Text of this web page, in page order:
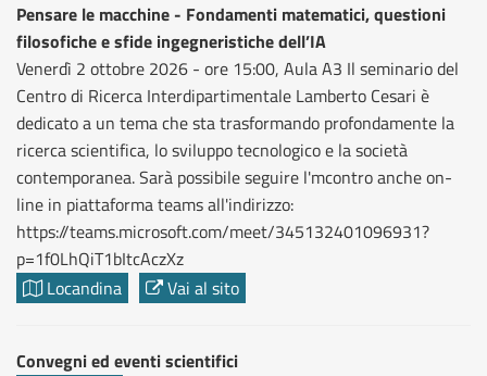
Pensare le macchine - Fondamenti matematici, questioni
filosofiche e sfide ingegneristiche dell’IA
Venerdì 2 ottobre 2026 - ore 15:00, Aula A3 Il seminario del
Centro di Ricerca Interdipartimentale Lamberto Cesari è
dedicato a un tema che sta trasformando profondamente la
ricerca scientifica, lo sviluppo tecnologico e la società
contemporanea. Sarà possibile seguire l'mcontro anche on-
line in piattaforma teams all'indirizzo:
https://teams.microsoft.com/meet/345132401096931?
p=1f0LhQiT1bItcAczXz
Locandina
Vai al sito
Convegni ed eventi scientifici